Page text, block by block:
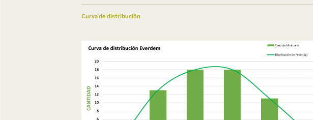
Curva de distribución